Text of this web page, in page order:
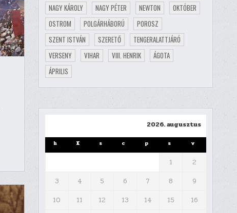
NAGY KÁROLY
NAGY PÉTER NEWTON
OKTÓBER
OSTROM
POLGÁRHÁBORÚ
POROSZ
SZENT ISTVÁN
SZERETŐ
TENGERALATTJÁRÓ
VERSENY
VIHAR VIII. HENRIK
ÁGOTA
ÁPRILIS
2026. augusztus
h K s c p s v
1
2
3
4 5 6 7 8
9
10
11 12 13 14 15
16